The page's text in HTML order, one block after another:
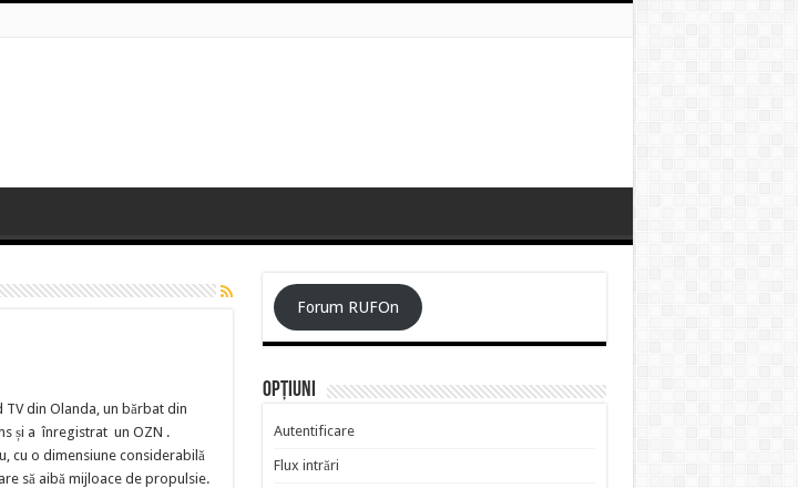
din Olanda, un bărbat din
și a înregistrat un OZN .
cu o dimensiune considerabilă
să aibă mijloace de propulsie.
Forum RUFOn
Opțiuni
Autentificare
Flux intrări